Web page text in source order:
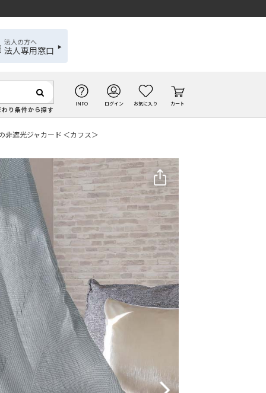
法人の方へ
法人専用窓口
り条件から探す
INFO ログイン お気に入り カート
非遮光ジャカード ＜カフス＞